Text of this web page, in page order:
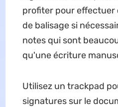
profiter pour effectuer
de balisage si
notes qui sont
qu'une écriture
Utilisez un trackpad
signatures sur le